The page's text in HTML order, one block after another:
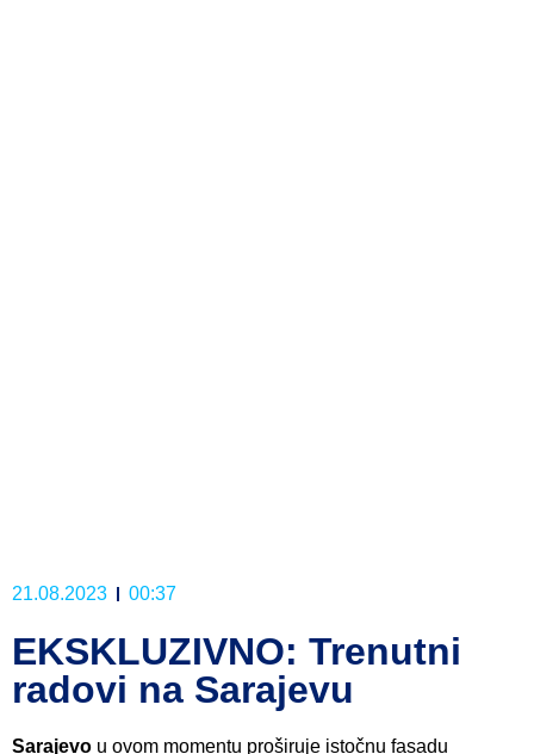
21.08.2023 00:37
EKSKLUZIVNO: Trenutni
radovi na Sarajevu
Sarajevo u ovom momentu proširuje istočnu fasadu